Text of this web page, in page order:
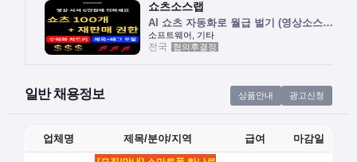
쇼츠소스랩
AI 쇼츠 자동화로 월급 벌기 (영상소스…
소프트웨어, 기타
전국
협의후결정
일반 채용정보 상품안내 광고신청
업체명 제목/분야/지역 급여 마감일